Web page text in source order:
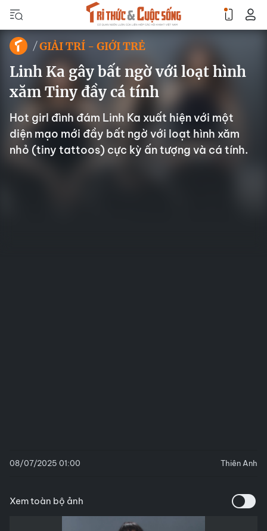
GIẢI TRÍ - GIỚI TRẺ
Linh Ka gây bất ngờ với loạt hình
xăm Tiny đầy cá tính
Hot girl đình đám Linh Ka xuất hiện với một
diện mạo mới đầy bất ngờ với loạt hình xăm
nhỏ (tiny tattoos) cực kỳ ấn tượng và cá tính.
08/07/2025 01:00 Thiên Anh
Xem toàn bộ ảnh